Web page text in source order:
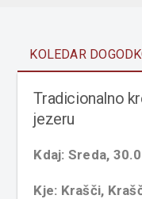
KOLEDAR
Tradicionalno
jezeru
Kdaj: Sreda,
Kje: Krašči,